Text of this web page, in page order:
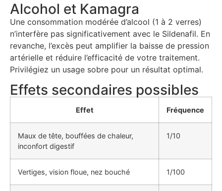
Alcohol et Kamagra
Une consommation modérée d’alcool (1 à 2 verres)
n’interfère pas significativement avec le Sildenafil. En
revanche, l’excès peut amplifier la baisse de pression
artérielle et réduire l’efficacité de votre traitement.
Privilégiez un usage sobre pour un résultat optimal.
Effets secondaires possibles
Effet Fréquence
Maux de tête, bouffées de chaleur,
inconfort digestif
1/10
Vertiges, vision floue, nez bouché 1/100